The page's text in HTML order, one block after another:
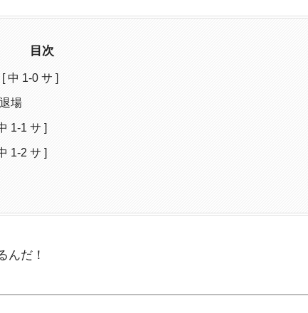
目次
中 1-0 サ ]
場
1-1 サ ]
1-2 サ ]
んだ！